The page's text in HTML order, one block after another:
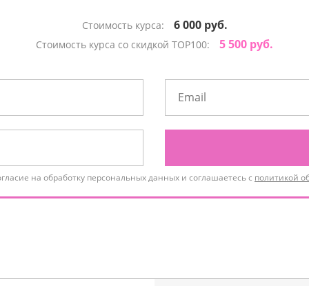
Стоимость курса: 6 000 руб.
Стоимость курса со скидкой TOP100: 5 500 руб.
на обработку персональных данных и соглашаетесь с политикой